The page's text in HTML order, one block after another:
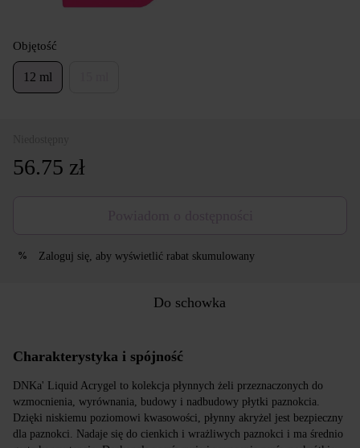
Objętość
12 ml
56.75 zł
% Zaloguj się , aby wyświetlić rabat skumulowany
Do schowka
Charakterystyka i spójność
DNKa' Liquid Acrygel to kolekcja płynnych żeli przeznaczonych do
wzmocnienia, wyrównania, budowy i nadbudowy płytki paznokcia.
Dzięki niskiemu poziomowi kwasowości, płynny akryżel jest bezpieczny
dla paznokci. Nadaje się do cienkich i wrażliwych paznokci i ma średnio